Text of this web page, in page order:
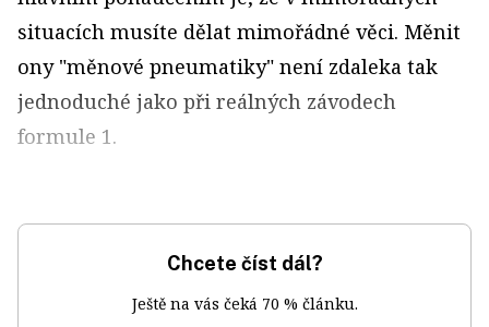
situacích musíte dělat mimořádné věci. Měnit
ony "měnové pneumatiky" není zdaleka tak
jednoduché jako při reálných závodech
formule 1.
Chcete číst dál?
Ještě na vás čeká 70 % článku.